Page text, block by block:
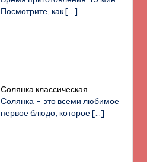
Посмотрите, как[…]
Солянка классическая
Солянка – это всеми любимое
первое блюдо, которое[…]